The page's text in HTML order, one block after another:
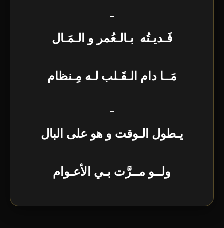
–
فَـديـتُه بـالـعُمر و الـمَـال
مَــا دام الـقَـلب لـه مِـنظام
–
يـطول الـوقت و هو على البال
ولــو مــرَّت بـي الأعـوام